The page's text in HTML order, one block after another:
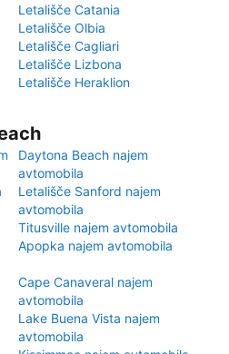
Letališče Catania
Letališče Olbia
Letališče Cagliari
Letališče Lizbona
Letališče Heraklion
Beach
Daytona Beach najem
avtomobila
Letališče Sanford najem
avtomobila
Titusville najem avtomobila
Apopka najem avtomobila
Cape Canaveral najem
avtomobila
Lake Buena Vista najem
avtomobila